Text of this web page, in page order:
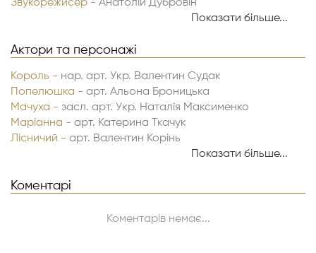
Звукорежисер - Анатолій Дубровін
Показати більше...
Актори та персонажі
Король - нар. арт. Укр. Валентин Судак
Попелюшка - арт. Альона Броницька
Мачуха - засл. арт. Укр. Наталія Максименко
Маріанна - арт. Катерина Ткачук
Лісничий - арт. Валентин Корінь
Міністр бальних танців -
арт. Владислав Лещенко
Показати більше...
Коментарі
Коментарів немає...